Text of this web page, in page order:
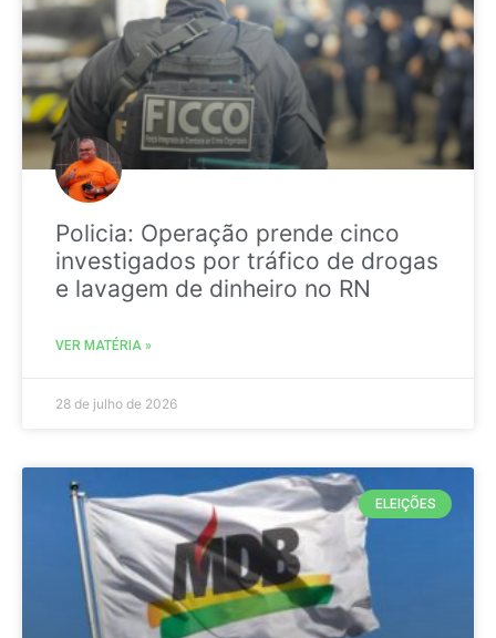
Policia: Operação prende cinco
investigados por tráfico de drogas
e lavagem de dinheiro no RN
VER MATÉRIA »
28 de julho de 2026
ELEIÇÕES